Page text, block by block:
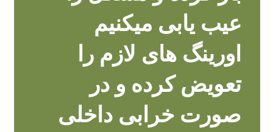
عیب یابی میکنیم
اورینگ های لازم را
تعویض کرده و در
صورت خرابی داخلی